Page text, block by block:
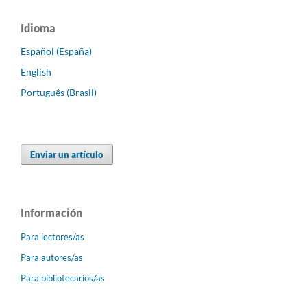
Idioma
Español (España)
English
Português (Brasil)
Enviar un artículo
Información
Para lectores/as
Para autores/as
Para bibliotecarios/as